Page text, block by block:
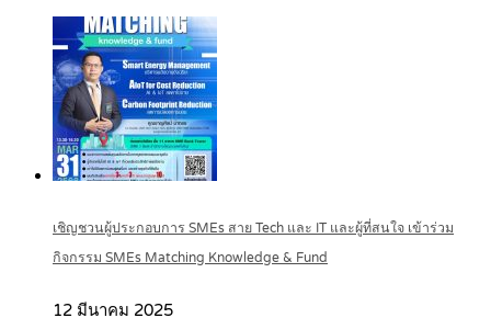
เชิญชวนผู้ประกอบการ SMEs สาย Tech และ IT และผู้ที่สนใจ เข้าร่วม
กิจกรรม SMEs Matching Knowledge & Fund
12 มีนาคม 2025